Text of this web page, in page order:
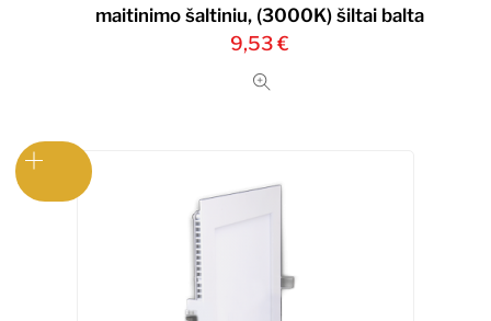
maitinimo šaltiniu, (3000K) šiltai balta
9,53€